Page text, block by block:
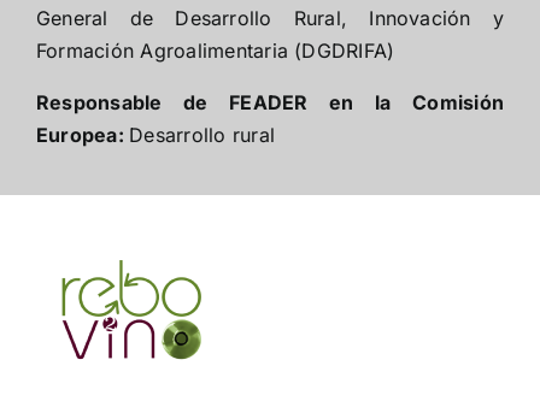
General de Desarrollo Rural, Innovación y
Formación Agroalimentaria (DGDRIFA)
Responsable de FEADER en la Comisión
Europea: Desarrollo rural